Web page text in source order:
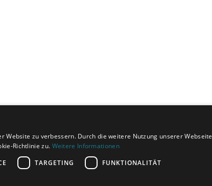
KONTAKT PRESSE PARTNER
zu verbessern. Durch die weitere Nutzung unserer Webseite
Richtlinie zu. Weitere Informationen
TARGETING FUNKTIONALITÄT